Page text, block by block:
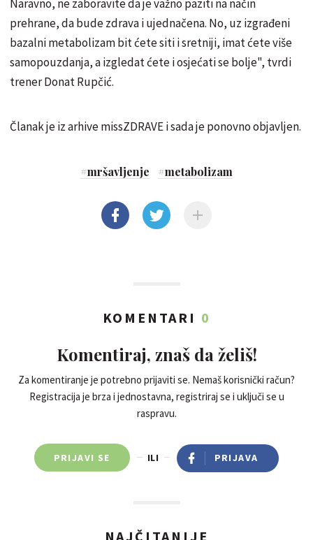
Naravno, ne zaboravite da je važno paziti na način
prehrane, da bude zdrava i ujednačena. No, uz izgrađeni
bazalni metabolizam bit ćete siti i sretniji, imat ćete više
samopouzdanja, a izgledat ćete i osjećati se bolje", tvrdi
trener Donat Rupčić.
Članak je iz arhive missZDRAVE i sada je ponovno objavljen.
#mršavljenje #metabolizam
KOMENTARI 0
Komentiraj, znaš da želiš!
Za komentiranje je potrebno prijaviti se. Nemaš korisnički račun?
Registracija je brza i jednostavna, registriraj se i uključi se u
raspravu.
PRIJAVI SE ILI PRIJAVA
NAJČITANIJE